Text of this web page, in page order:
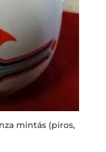
mintás (piros,